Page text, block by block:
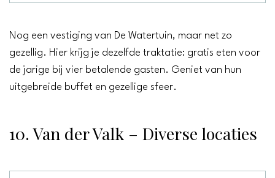
Nog een vestiging van De Watertuin, maar net zo
gezellig. Hier krijg je dezelfde traktatie: gratis eten voor
de jarige bij vier betalende gasten. Geniet van hun
uitgebreide buffet en gezellige sfeer.
10. Van der Valk – Diverse locaties